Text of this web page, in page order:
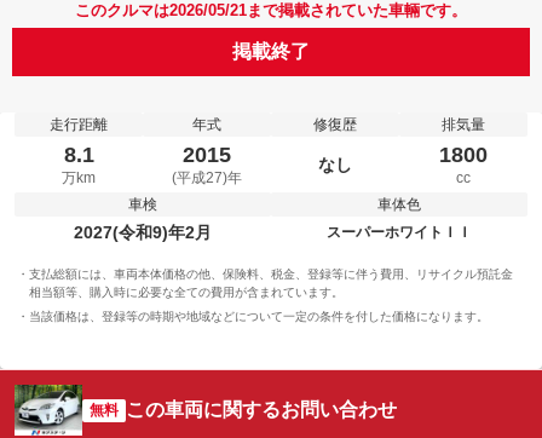
このクルマは2026/05/21まで掲載されていた車輛です。
掲載終了
走行距離
8.1
万km
年式
2015
(平成27)年
修復歴
なし
排気量
1800
cc
車検
2027(令和9)年2月
車体色
スーパーホワイトＩＩ
支払総額には、車両本体価格の他、保険料、税金、登録等に伴う費用、リサイクル預託金
相当額等、購入時に必要な全ての費用が含まれています。
当該価格は、登録等の時期や地域などについて一定の条件を付した価格になります。
無料 この車両に関するお問い合わせ